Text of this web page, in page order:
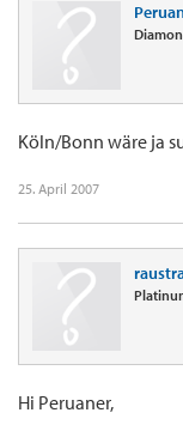
Köln/Bonn wäre ja
25. April 2007
Hi Peruaner,